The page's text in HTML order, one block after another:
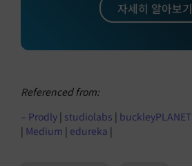
자세히 알아보기
Referenced from:
– Prodly | studiolabs | buckleyPLANET
| Medium | edureka |